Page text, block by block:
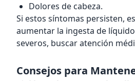
Dolores de cabeza.
Si estos síntomas persisten,
aumentar la ingesta de
severos, buscar atención
Consejos para